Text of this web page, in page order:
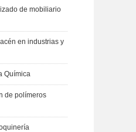
de mobiliario
en industrias y
Química
de polímeros